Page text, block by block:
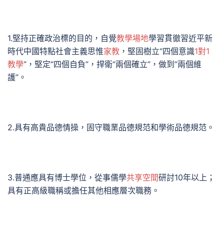
1.堅持正確政治標的目的，自覺教學場地學習貫徹習近平新
時代中國特點社會主義思惟家教 ，堅固樹立“四個意識1對1
教學”，堅定“四個自負”，捍衛“兩個確立”，做到“兩個維
護”。
2.具有高貴品德情操，固守職業品德規范和學術品德規范。
3.普通應具有博士學位，從事儒學共享空間研討10年以上；
具有正高級職稱或擔任其他相應層次職務。